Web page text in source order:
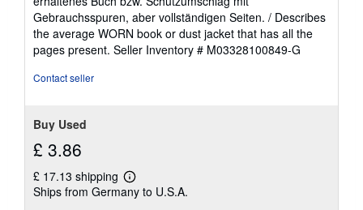
out
of
5
stars
Gebrauchsspuren, aber vollständigen Seiten. / Describes
the average WORN book or dust jacket that has all the
pages present. Seller Inventory # M03328100849-G
Contact seller
Buy Used
£ 3.86
£ 17.13 shipping
Learn
more
Ships from Germany to U.S.A.